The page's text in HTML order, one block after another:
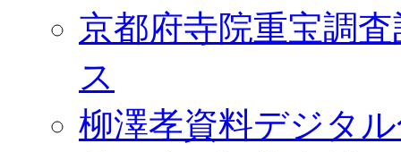
京都府寺院重宝調
ス
柳澤孝資料デジタ